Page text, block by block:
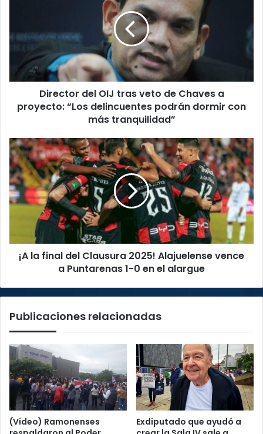
de
proyecto:
delincuentes
con
más
tranquilidad”
Director del OIJ tras veto de Chaves a
proyecto: “Los delincuentes podrán dormir con
más tranquilidad”
¡A
la
final
del
Clausura
2025!
Alajuelense
a
Puntarenas
alargue
¡A la final del Clausura 2025! Alajuelense vence
a Puntarenas 1-0 en el alargue
Publicaciones relacionadas
(Video) Ramonenses
Exdiputado que ayudó a